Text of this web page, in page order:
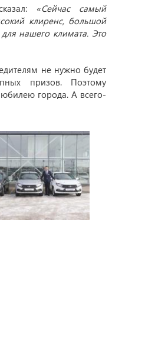
«Сейчас самый
клиренс, большой
нашего климата. Это
не нужно будет
призов. Поэтому
города. А всего-